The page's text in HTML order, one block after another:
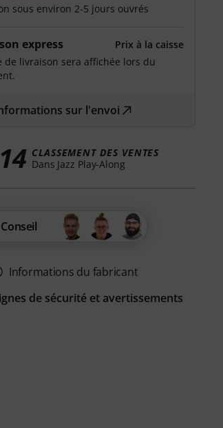
sous environ 2-5 jours ouvrés
express
Prix à la caisse
de livraison sera affichée lors du
sur l'envoi
14 CLASSEMENT DES VENTES
Dans Jazz Play-Along
Conseil
Informations du fabricant
de sécurité et avertissements